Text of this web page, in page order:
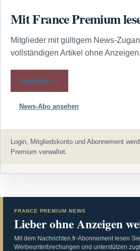
Mit France Premium
Mitglieder mit gültigem News-
vollständigen Artikel ohne Anzeigen.
Anmelden →
News-Abo ansehen
Login, Mitgliedskonto und Abonnement
Premium verwaltet.
FRANCE PREMIUM NEWS
Lieber ohne Anzeigen
Mit dem Nachrichten.fr-Abonnement lesen
Werbeunterbrechungen und unterstützen